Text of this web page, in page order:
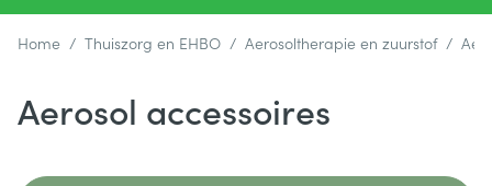
Home / Thuiszorg en EHBO / Aerosoltherapie en zuurstof /
Aerosol accessoires